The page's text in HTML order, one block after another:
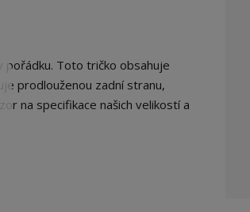
pořádku. Toto tričko obsahuje
prodlouženou zadní stranu,
na specifikace našich velikostí a